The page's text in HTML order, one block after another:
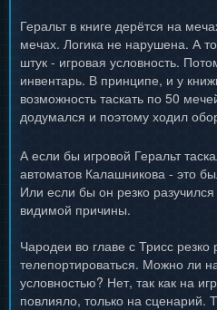
Геральт в книге дерётся на
мечах. Логика не нарушена. А
штук - игровая условность.
инвентарь. В принципе, и у
возможность таскать по 50
додумался и поэтому ходил
А если бы игровой Геральт
автоматов Калашникова - это
Или если бы он резко
видимой причины.
Чародеи во главе с Трисс резко
телепортироваться. Можно ли
условностью? Нет, так как на
повлияло, только на сценарий.